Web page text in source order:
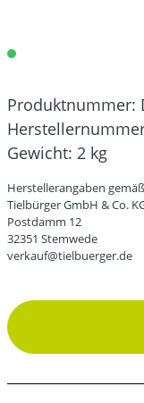
Produktnummer:
Gewicht: 2 kg
Herstellerangaben
Tielbürger GmbH & Co.
Postdamm 12
32351 Stemwede
verkauf@tielbuerger.de